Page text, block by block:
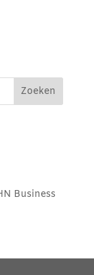
Business